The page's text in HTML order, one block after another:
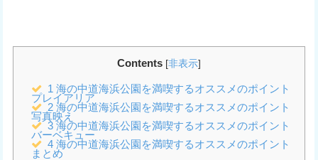
Contents [非表示]
1 海の中道海浜公園を満喫するオススメのポイント
プレイアリア
2海の中道海浜公園を満喫するオススメのポイント
写真映え
3海の中道海浜公園を満喫するオススメのポイント
バーベキュー
4海の中道海浜公園を満喫するオススメのポイント
まとめ